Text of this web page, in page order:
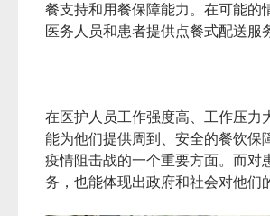
餐支持和用餐保障能力。在可能的
医务人员和患者提供点餐式配送服
在医护人员工作强度高、工作压力
能为他们提供周到、安全的餐饮保
疫情阻击战的一个重要方面。而对
务，也能体现出政府和社会对他们